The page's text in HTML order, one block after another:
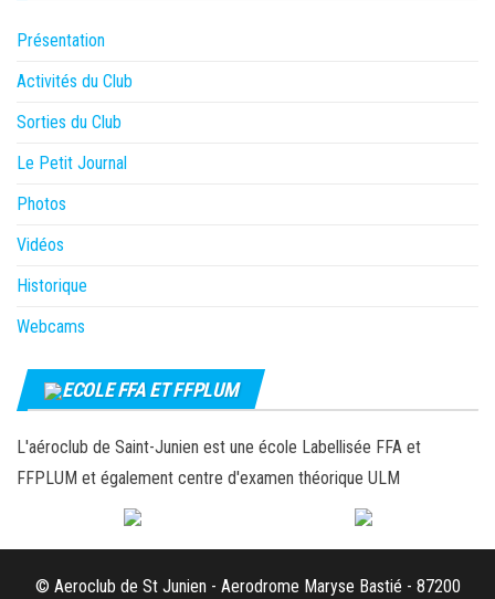
Présentation
Activités du Club
Sorties du Club
Le Petit Journal
Photos
Vidéos
Historique
Webcams
ECOLE FFA ET FFPLUM
L'aéroclub de Saint-Junien est une école Labellisée FFA et
FFPLUM et également centre d'examen théorique ULM
© Aeroclub de St Junien - Aerodrome Maryse Bastié - 87200